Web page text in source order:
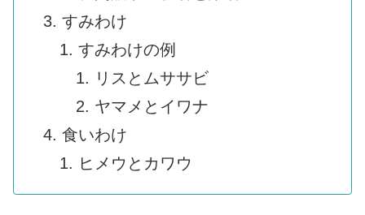
すみわけ
すみわけの例
リスとムササビ
ヤマメとイワナ
食いわけ
ヒメウとカワウ